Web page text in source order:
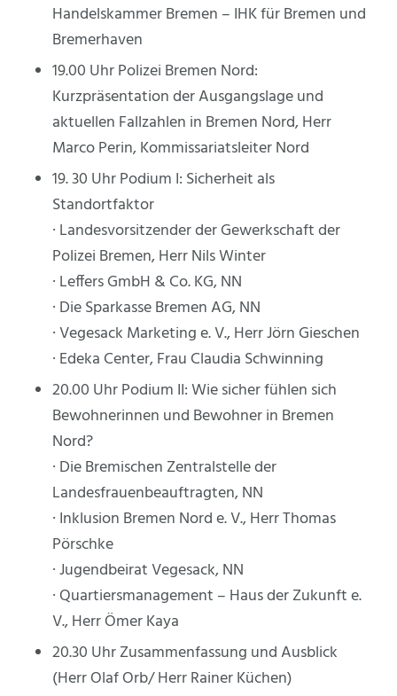
Handelskammer Bremen – IHK für Bremen und
Bremerhaven
19.00 Uhr Polizei Bremen Nord:
Kurzpräsentation der Ausgangslage und
aktuellen Fallzahlen in Bremen Nord, Herr
Marco Perin, Kommissariatsleiter Nord
19. 30 Uhr Podium I: Sicherheit als
Standortfaktor
· Landesvorsitzender der Gewerkschaft der
Polizei Bremen, Herr Nils Winter
· Leffers GmbH & Co. KG, NN
· Die Sparkasse Bremen AG, NN
· Vegesack Marketing e. V., Herr Jörn Gieschen
· Edeka Center, Frau Claudia Schwinning
20.00 Uhr Podium II: Wie sicher fühlen sich
Bewohnerinnen und Bewohner in Bremen
Nord?
· Die Bremischen Zentralstelle der
Landesfrauenbeauftragten, NN
· Inklusion Bremen Nord e. V., Herr Thomas
Pörschke
· Jugendbeirat Vegesack, NN
· Quartiersmanagement – Haus der Zukunft e.
V., Herr Ömer Kaya
20.30 Uhr Zusammenfassung und Ausblick
(Herr Olaf Orb/ Herr Rainer Küchen)